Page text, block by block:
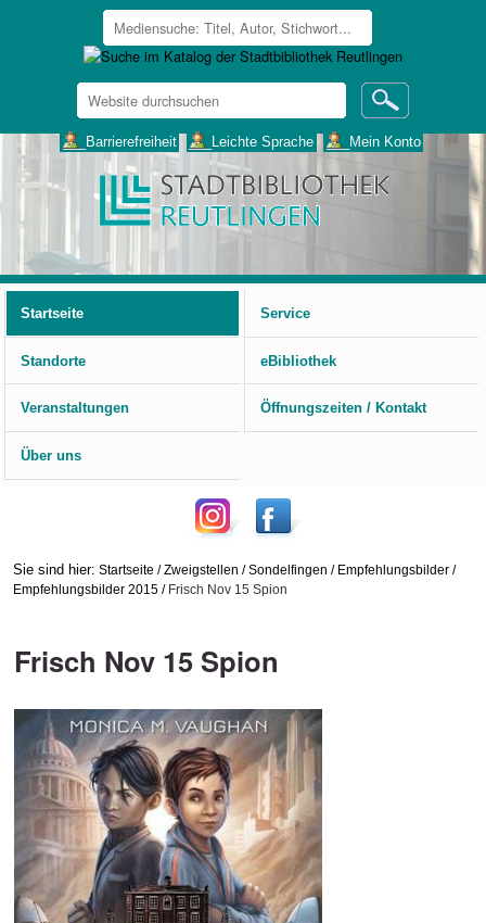
Website
durchsuchen
___Barrierefreiheit ___Leichte Sprache ___Mein Konto
Startseite
Service
Standorte eBibliothek
Veranstaltungen Öffnungszeiten / Kontakt
Über uns
Sie sind hier: Startseite /Zweigstellen /Sondelfingen / Empfehlungsbilder /
Empfehlungsbilder 2015 / Frisch Nov 15 Spion
Frisch Nov 15 Spion